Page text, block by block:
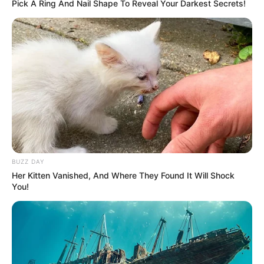
aplikasi yang sudah eksis selama 6 tahun ini.
Video yang kita tonton pada TikTok dapat diunduh secara gratis
namun proses pengunduhan ini menghasilkan video dengan
watermark atau tanda cipta TikTok. Ya! Logo TikTok muncul dari
awal hingga akhir video.
Logo ini akan sangat mengganggu ketika kita ingin mengunggah
video tersebut di sosial media lainnya. SnapTik hadir untuk
menjawab permasalahan itu.
Baca juga:YouTube Vanced, Nonton Video Gratis Tanpa
Iklan
Apa itu SnapTik?
Pick A Ring And Nail Shape To Reveal Your Darkest Secrets!
BUZZ DAY
Her Kitten Vanished, And Where They Found It Will Shock
You!